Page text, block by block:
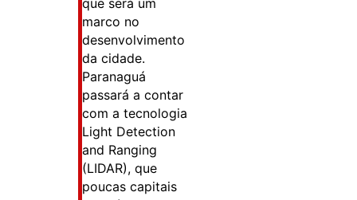
que será um
marco no
desenvolvimento
da cidade.
Paranaguá
passará a contar
com a tecnologia
Light Detection
and Ranging
(LIDAR), que
poucas capitais